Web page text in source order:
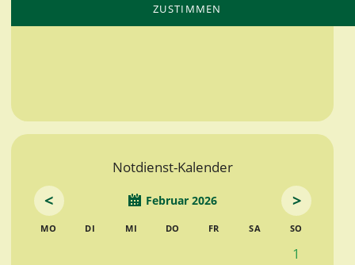
ZUSTIMMEN
Notdienst-Kalender
< Februar 2026 >
MO DI MI DO FR SA SO
1